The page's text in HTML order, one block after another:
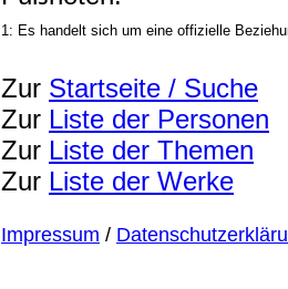
1: Es handelt sich um eine offizielle
Zur Startseite / Suche
Zur Liste der Personen
Zur Liste der Themen
Zur Liste der Werke
Impressum /